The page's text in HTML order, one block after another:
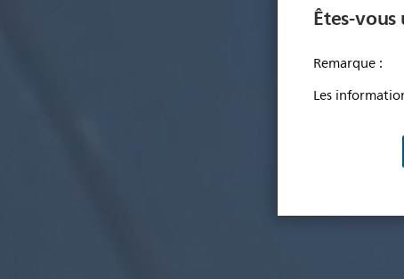
Êtes-
Remarque :
Les